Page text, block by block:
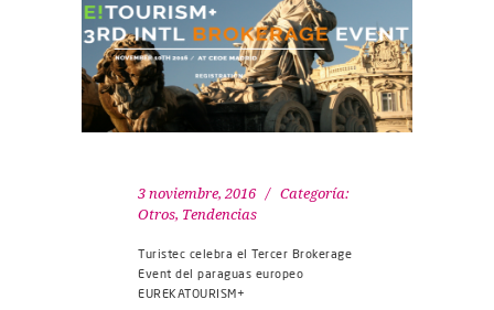
3 noviembre, 2016
Categoría:
Otros, Tendencias
Turistec celebra el Tercer Brokerage
Event del paraguas europeo
EUREKATOURISM+